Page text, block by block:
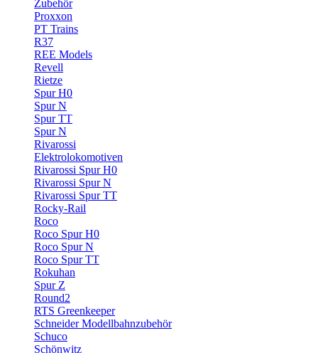
Zubehör
Proxxon
PT Trains
R37
REE Models
Revell
Rietze
Spur H0
Spur N
Spur TT
Spur N
Rivarossi
Elektrolokomotiven
Rivarossi Spur H0
Rivarossi Spur N
Rivarossi Spur TT
Rocky-Rail
Roco
Roco Spur H0
Roco Spur N
Roco Spur TT
Rokuhan
Spur Z
Round2
RTS Greenkeeper
Schneider Modellbahnzubehör
Schuco
Schönwitz